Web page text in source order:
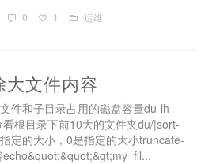
0 1 运维
文件内容
件和子目录占用的磁盘容量du-lh--
根目录下前10大的文件夹du/|sort-
定的大小，0是指定的大小truncate-